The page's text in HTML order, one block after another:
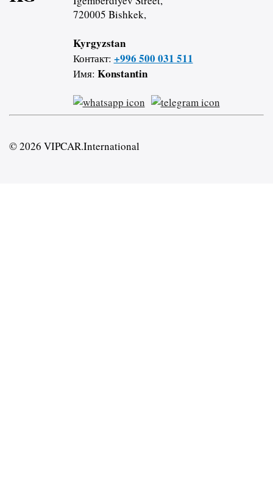
720005 Bishkek,
Kyrgyzstan
Контакт: +996 500 031 511
Имя: Konstantin
© 2026 VIPCAR.International